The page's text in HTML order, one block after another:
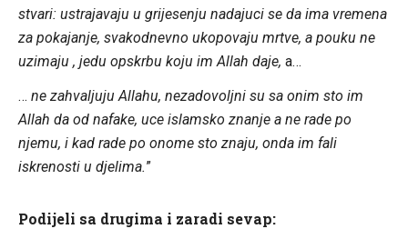
stvari: ustrajavaju u grijesenju nadajuci se da ima vremena
za pokajanje, svakodnevno ukopovaju mrtve, a pouku ne
uzimaju , jedu opskrbu koju im Allah daje, a…
… ne zahvaljuju Allahu, nezadovoljni su sa onim sto im
Allah da od nafake, uce islamsko znanje a ne rade po
njemu, i kad rade po onome sto znaju, onda im fali
iskrenosti u djelima.”
Podijeli sa drugima i zaradi sevap: